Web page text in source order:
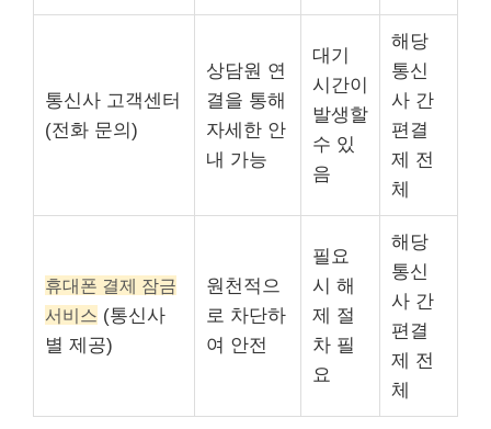
통신사 고객센터
(전화 문의)
상담원 연
결을 통해
자세한 안
내 가능
대기
시간이
발생할
수 있
음
해당
통신
사 간
편결
제 전
체
휴대폰 결제 잠금
서비스 (통신사
별 제공)
원천적으
로 차단하
여 안전
필요
시 해
제 절
차 필
요
해당
통신
사 간
편결
제 전
체